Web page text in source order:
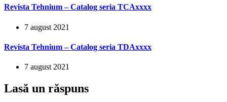
Revista Tehnium – Catalog seria TCAxxxx
7 august 2021
Revista Tehnium – Catalog seria TDAxxxx
7 august 2021
Lasă un răspuns